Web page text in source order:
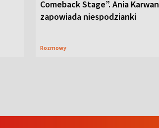
Comeback Stage”. Ania Karwan
zapowiada niespodzianki
Rozmowy